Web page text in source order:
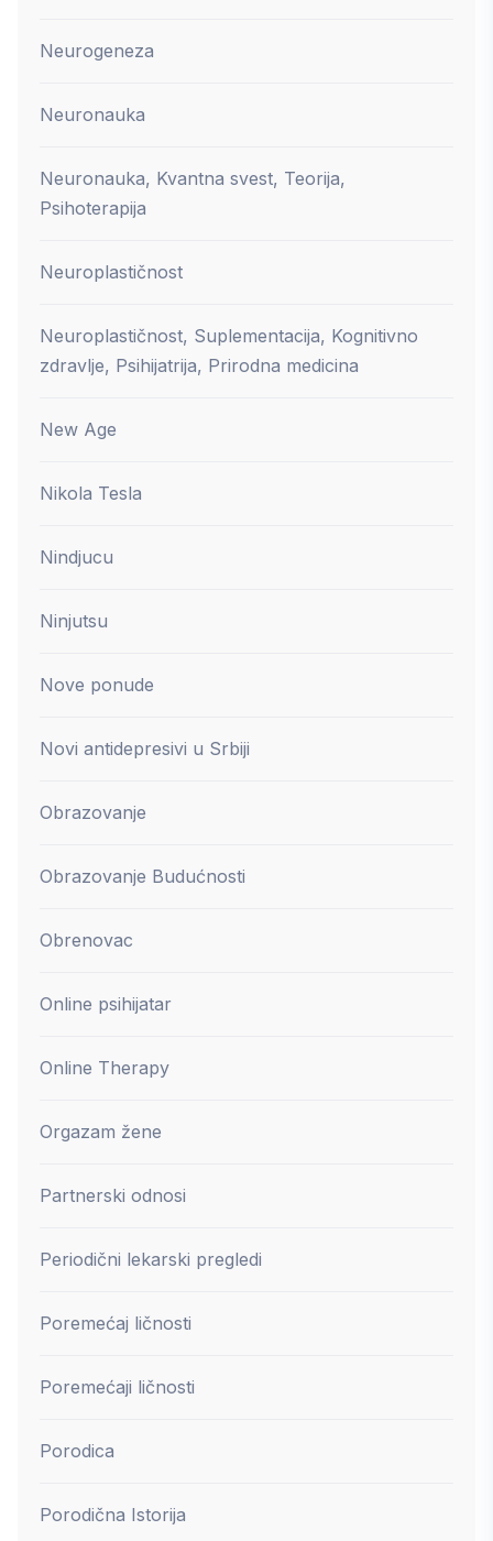
Neurogeneza
Neuronauka
Neuronauka, Kvantna svest, Teorija,
Psihoterapija
Neuroplastičnost
Neuroplastičnost, Suplementacija, Kognitivno
zdravlje, Psihijatrija, Prirodna medicina
New Age
Nikola Tesla
Nindjucu
Ninjutsu
Nove ponude
Novi antidepresivi u Srbiji
Obrazovanje
Obrazovanje Budućnosti
Obrenovac
Online psihijatar
Online Therapy
Orgazam žene
Partnerski odnosi
Periodični lekarski pregledi
Poremećaj ličnosti
Poremećaji ličnosti
Porodica
Porodična Istorija